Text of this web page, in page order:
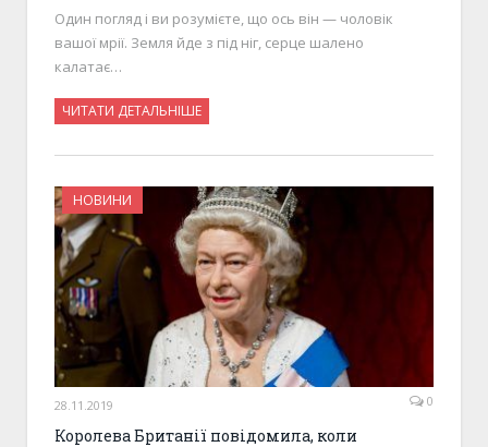
Один погляд і ви розумієте, що ось він — чоловік
вашої мрії. Земля йде з під ніг, серце шалено
калатає…
ЧИТАТИ ДЕТАЛЬНІШЕ
НОВИНИ
28.11.2019 0
Королева Британії повідомила, коли